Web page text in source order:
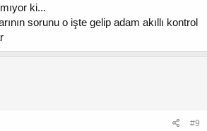
ki...
sorunu o işte gelip adam akıllı kontrol
#9